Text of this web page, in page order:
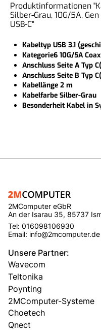
Produktinformationen
Silber-Grau, 10G/5A,
USB-C"
Kabeltyp USB 3.1
Kategorie6 10G/5A
Anschluss Seite A Typ
Anschluss Seite B Typ
Kabellänge 2 m
Kabelfarbe Silber-Grau
Besonderheit Kabel in
2MComputer eGbR
An der Isarau 35, 85737
Tel: 016098106930
Email: info@2mcomputer.de
Unsere Partner:
Wavecom
Teltonika
Poynting
2MComputer-Systeme
Choetech
Qnect